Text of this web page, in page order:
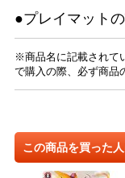
●プレイマット
※商品名に記載されて
で購入の際、必ず商品
この商品を買った